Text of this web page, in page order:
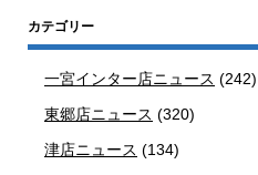
カテゴリー
一宮インター店ニュース (242)
東郷店ニュース (320)
津店ニュース (134)